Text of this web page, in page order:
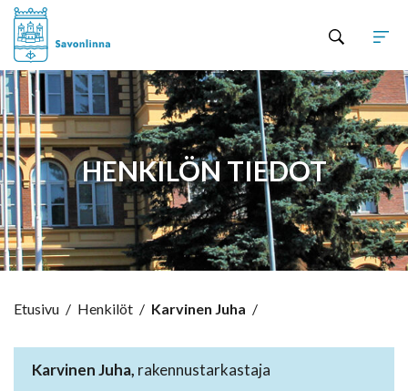
HENKILÖN TIEDOT
Etusivu / Henkilöt / Karvinen Juha /
Karvinen Juha, rakennustarkastaja